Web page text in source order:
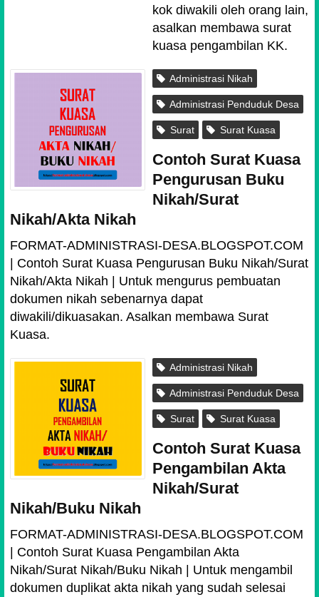
kok diwakili oleh orang lain,
asalkan membawa surat
kuasa pengambilan KK.
Administrasi Nikah
Administrasi Penduduk Desa
Surat Surat Kuasa
Contoh Surat Kuasa
Pengurusan Buku
Nikah/Surat
Nikah/Akta Nikah
FORMAT-ADMINISTRASI-DESA.BLOGSPOT.COM
| Contoh Surat Kuasa Pengurusan Buku Nikah/Surat
Nikah/Akta Nikah | Untuk mengurus pembuatan
dokumen nikah sebenarnya dapat
diwakili/dikuasakan. Asalkan membawa Surat
Kuasa.
Administrasi Nikah
Administrasi Penduduk Desa
Surat Surat Kuasa
Contoh Surat Kuasa
Pengambilan Akta
Nikah/Surat
Nikah/Buku Nikah
FORMAT-ADMINISTRASI-DESA.BLOGSPOT.COM
| Contoh Surat Kuasa Pengambilan Akta
Nikah/Surat Nikah/Buku Nikah | Untuk mengambil
dokumen duplikat akta nikah yang sudah selesai